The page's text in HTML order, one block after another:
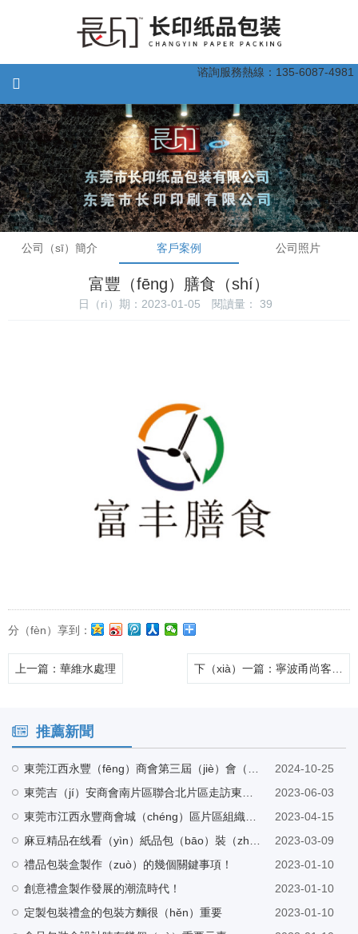
谘詢服務熱線：135-6087-4981
公司（sī）簡介 客戶案例 公司照片
富豐（fēng）膳食（shí）
日（rì）期：2023-01-05 閱讀量： 39
分（fèn）享到：
上一篇 ：華維水處理 下（xià）一篇 ：寧波甬尚客餐（cān）飲
推薦新聞
2024-10-25
2023-06-03
2023-04-15
2023-03-09
禮品包裝盒製作（zuò）的幾個關鍵事項！
2023-01-10
創意禮盒製作發展的潮流時代！
2023-01-10
定製包裝禮盒的包裝方麵很（hěn）重要
2023-01-10